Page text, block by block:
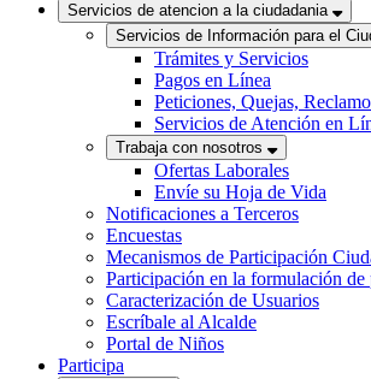
Servicios de atencion a la ciudadania
Servicios de Información para el
Trámites y Servicios
Pagos en Línea
Peticiones, Quejas,
Servicios de Atención en
Trabaja con nosotros
Ofertas Laborales
Envíe su Hoja de Vida
Notificaciones a Terceros
Encuestas
Mecanismos de Participación
Participación en la formulación de
Caracterización de Usuarios
Escríbale al Alcalde
Portal de Niños
Participa